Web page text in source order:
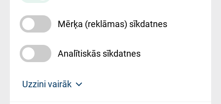
pakalpojumu
cenrādis
Mērķa (reklāmas) sīkdatnes
Analītiskās sīkdatnes
Uzzini vairāk